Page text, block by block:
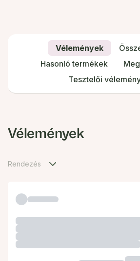
Vélemények
Hasonló termékek
Tesztelői
Vélemények
Rendezés